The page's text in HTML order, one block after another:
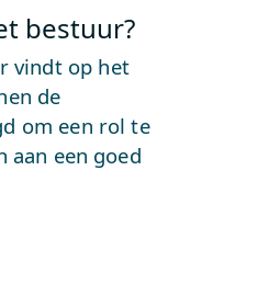
bestuur?
vindt op het
de
om een rol te
aan een goed